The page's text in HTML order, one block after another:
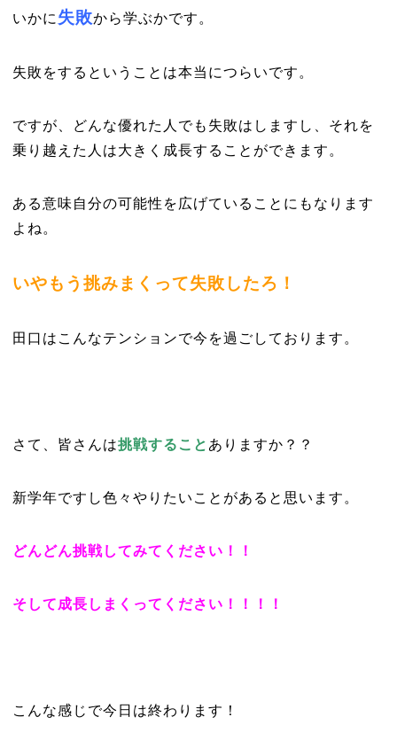
いかに 失敗から学ぶかです。
失敗をするということは本当につらいです。
ですが、どんな優れた人でも失敗はしますし、それを
乗り越えた人は大きく成長することができます。
ある意味自分の可能性を広げていることにもなります
よね。
いやもう挑みまくって失敗したろ！
田口はこんなテンションで今を過ごしております。
さて、皆さんは挑戦すること ありますか？？
新学年ですし色々やりたいことがあると思います。
どんどん挑戦してみてください！！
そして成長しまくってください！！！！
こんな感じで今日は終わります！